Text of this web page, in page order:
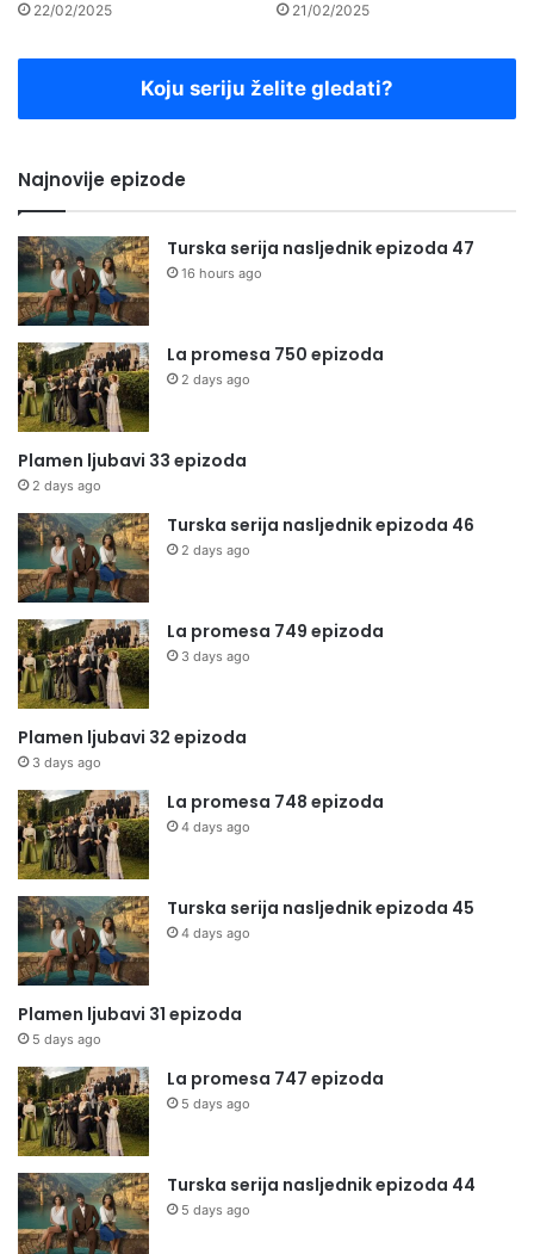
22/02/2025 21/02/2025
Koju seriju želite gledati?
Najnovije epizode
Turska serija nasljednik epizoda 47
16 hours ago
La promesa 750 epizoda
2 days ago
Plamen ljubavi 33 epizoda
2 days ago
Turska serija nasljednik epizoda 46
2 days ago
La promesa 749 epizoda
3 days ago
Plamen ljubavi 32 epizoda
3 days ago
La promesa 748 epizoda
4 days ago
Turska serija nasljednik epizoda 45
4 days ago
Plamen ljubavi 31 epizoda
5 days ago
La promesa 747 epizoda
5 days ago
Turska serija nasljednik epizoda 44
5 days ago